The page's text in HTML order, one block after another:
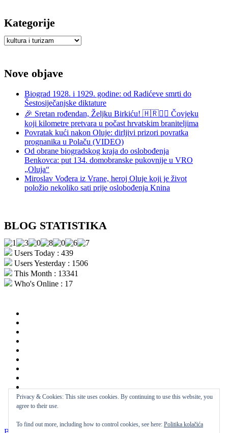
Kategorije
Kategorije
Nove objave
Biograd 1928. i 1929. godine: od Radićeve smrti do
Šestosiječanjske diktature
🎉 Sretan rođendan, Željku Birkiću! 🇭🇷🏃‍♂️ Čovjeku
koji kilometre pretvara u počast hrvatskim braniteljima
Povratak kući nakon Oluje: dirljivi prizori povratka
prognanika u Polaču (VIDEO)
Od obrane biogradskog kraja do oslobođenja
Benkovca: put 134. domobranske pukovnije u VRO
„Oluja“
Miroslav Vođera iz Vrane, heroj Oluje koji je život
položio nekoliko sati prije oslobođenja Knina
BLOG STATISTIKA
Users Today : 439
Users Yesterday : 1506
This Month : 13341
Who's Online : 17
obrazovanje
recepti
Ciprine
Privacy & Cookies: This site uses cookies. By continuing to use this website, you
agree to their use.
To find out more, including how to control cookies, see here: Politika kolačića